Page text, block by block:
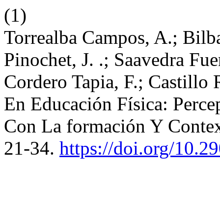
(1)
Torrealba Campos, A.;
Pinochet, J. .; Saavedra
Cordero Tapia, F.; Castillo
En Educación Física:
Con La formación Y
21-34. https://doi.org/